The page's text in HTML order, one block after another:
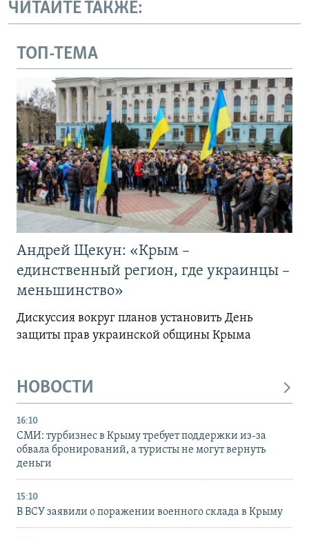
ЧИТАЙТЕ ТАКЖЕ:
ТОП-ТЕМА
Андрей Щекун: «Крым –
единственный регион, где украинцы –
меньшинство»
Дискуссия вокруг планов установить День
защиты прав украинской общины Крыма
НОВОСТИ
16:10
СМИ: турбизнес в Крыму требует поддержки из-за
обвала бронирований, а туристы не могут вернуть
деньги
15:10
В ВСУ заявили о поражении военного склада в Крыму